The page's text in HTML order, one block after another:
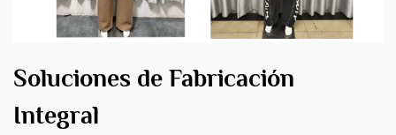
Soluciones de Fabricación
Integral